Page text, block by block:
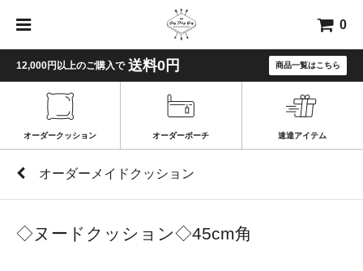
0
12,000円以上のご購入で 送料0円 商品一覧はこちら
オーダークッション オーダーポーチ 速達アイテム
オーダーメイドクッション
◇ヌードクッション◇45cm角